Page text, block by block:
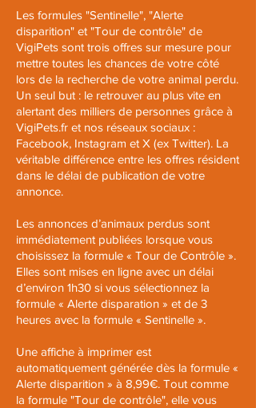
Les formules "Sentinelle", "Alerte
disparition" et "Tour de contrôle" de
VigiPets sont trois offres sur mesure pour
mettre toutes les chances de votre côté
lors de la recherche de votre animal perdu.
Un seul but : le retrouver au plus vite en
alertant des milliers de personnes grâce à
VigiPets.fr et nos réseaux sociaux :
Facebook, Instagram et X (ex Twitter). La
véritable différence entre les offres résident
dans le délai de publication de votre
annonce.
Les annonces d’animaux perdus sont
immédiatement publiées lorsque vous
choisissez la formule « Tour de Contrôle ».
Elles sont mises en ligne avec un délai
d’environ 1h30 si vous sélectionnez la
formule « Alerte disparation » et de 3
heures avec la formule « Sentinelle ».
Une affiche à imprimer est
automatiquement générée dès la formule «
Alerte disparition » à 8,99€. Tout comme
la formule "Tour de contrôle", elle vous